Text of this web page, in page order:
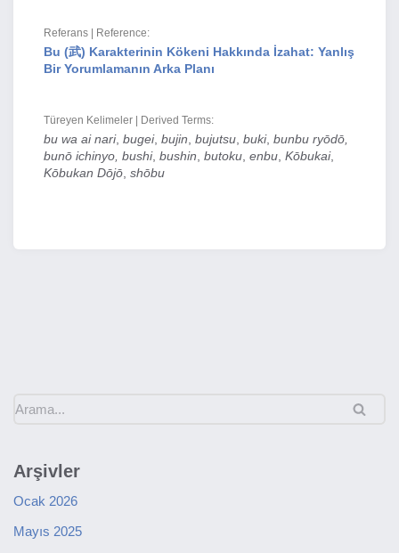
Referans | Reference:
Bu (武) Karakterinin Kökeni Hakkında İzahat: Yanlış
Bir Yorumlamanın Arka Planı
Türeyen Kelimeler | Derived Terms:
bu wa ai nari, bugei, bujin bujutsu buki, bunbu ryōdō,
bunō ichinyo, bushi, bushin butoku enbu Kōbukai,
Kōbukan Dōjō shōbu
Arşivler
Ocak 2026
Mayıs 2025